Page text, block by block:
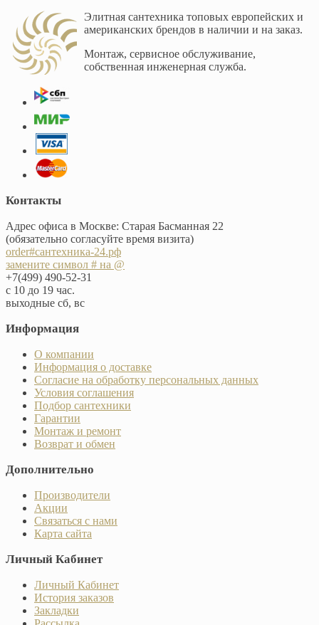
Элитная сантехника топовых европейских и
американских брендов в наличии и на заказ.
Монтаж, сервисное обслуживание,
собственная инженерная служба.
Контакты
Адрес офиса в Москве: Старая Басманная 22
(обязательно согласуйте время визита)
order#сантехника-24.рф
замените символ # на @
+7(499) 490-52-31
с 10 до 19 час.
выходные сб, вс
Информация
О компании
Информация о доставке
Согласие на обработку персональных данных
Условия соглашения
Подбор сантехники
Гарантии
Монтаж и ремонт
Возврат и обмен
Дополнительно
Производители
Акции
Связаться с нами
Карта сайта
Личный Кабинет
Личный Кабинет
История заказов
Закладки